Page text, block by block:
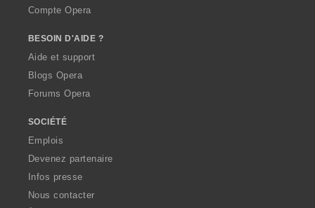
Compte Opera
BESOIN D'AIDE ?
Aide et support
Blogs Opera
Forums Opera
SOCIÉTÉ
Emplois
Devenez partenaire
Infos presse
Nous contacter